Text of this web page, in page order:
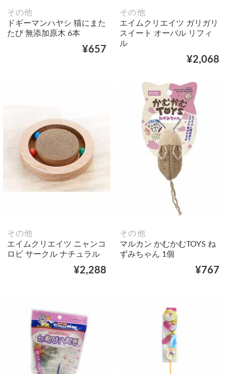
その他
ドギーマンハヤシ 猫にまた
たび 無添加原木 6本
¥657
その他
エイムクリエイツ ガリガリ
スイート オーバル リフィ
ル
¥2,068
その他
エイムクリエイツ ニャンコ
ロビ サークル ナチュラル
¥2,288
その他
マルカン かむかむTOYS ね
ずみちゃん 1個
¥767